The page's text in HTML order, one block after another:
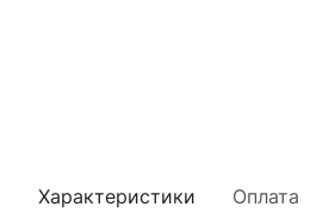
Характеристики Оплата